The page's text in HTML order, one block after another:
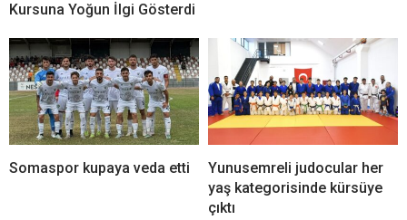
Kursuna Yoğun İlgi Gösterdi
Somaspor kupaya veda etti
Yunusemreli judocular her
yaş kategorisinde kürsüye
çıktı